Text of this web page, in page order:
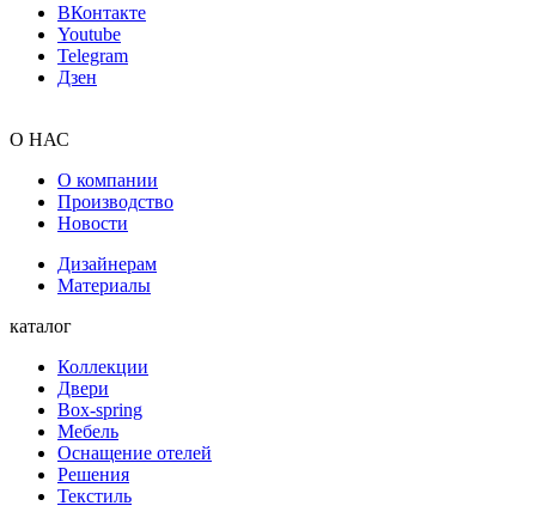
ВКонтакте
Youtube
Telegram
Дзен
О НАС
О компании
Производство
Новости
Дизайнерам
Материалы
каталог
Коллекции
Двери
Box-spring
Мебель
Оснащение отелей
Решения
Текстиль